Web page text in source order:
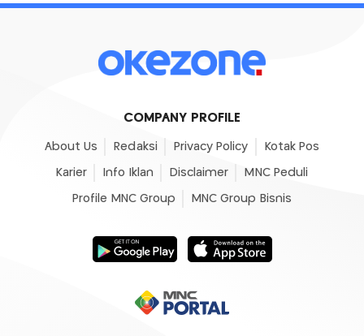
COMPANY PROFILE
About Us Redaksi Privacy Policy Kotak Pos
Karier Info Iklan Disclaimer MNC Peduli
Profile MNC Group MNC Group Bisnis